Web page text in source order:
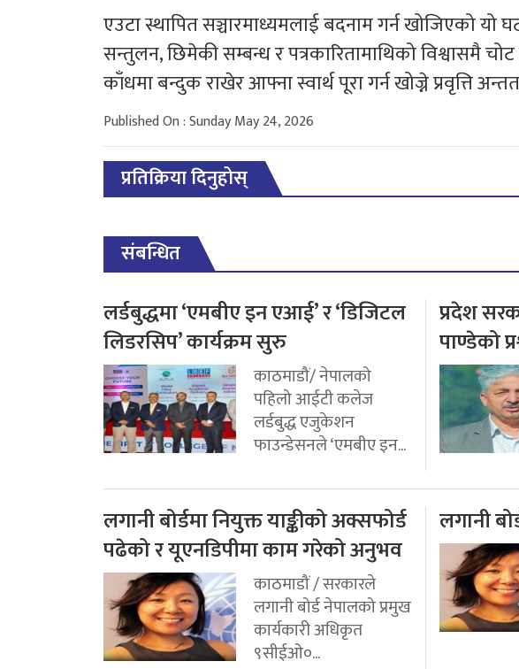
एउटा स्थापित सञ्चारमाध्यमलाई बदनाम गर्न खोजिएको
सन्तुलन, छिमेकी सम्बन्ध र पत्रकारितामाथिको विश्वासमै
काँधमा बन्दुक राखेर आफ्ना स्वार्थ पूरा गर्न खोज्ने प्रवृत्ति
Published On : Sunday May 24, 2026
प्रतिक्रिया दिनुहोस्
संबन्धित
लर्डबुद्धमा ‘एमबीए इन एआई’ र ‘डिजिटल
लिडरसिप’ कार्यक्रम सुरु
काठमाडौं/ नेपालको
पहिलो आईटी कलेज
लर्डबुद्ध एजुकेशन
फाउन्डेसनले ‘एमबीए इन...
प्रदेश
पाण्डेको
लगानी बोर्डमा नियुक्त याङ्कीको अक्सफोर्ड
पढेको र यूएनडिपीमा काम गरेको अनुभव
काठमाडौं / सरकारले
लगानी बोर्ड नेपालको प्रमुख
कार्यकारी अधिकृत
९सीईओ०...
लगानी